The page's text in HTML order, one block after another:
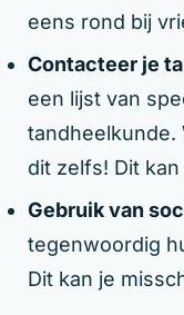
eens rond bij
Contacteer je
een lijst van
dit zelfs! Dit
Gebruik van
tegenwoordig
Dit kan je